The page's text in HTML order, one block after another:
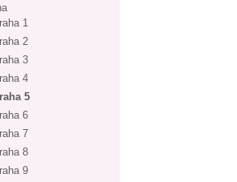
1
2
3
4
5
6
7
8
9